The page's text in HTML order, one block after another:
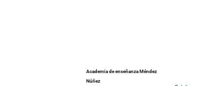
Academia de enseñanza Méndez
Núñez